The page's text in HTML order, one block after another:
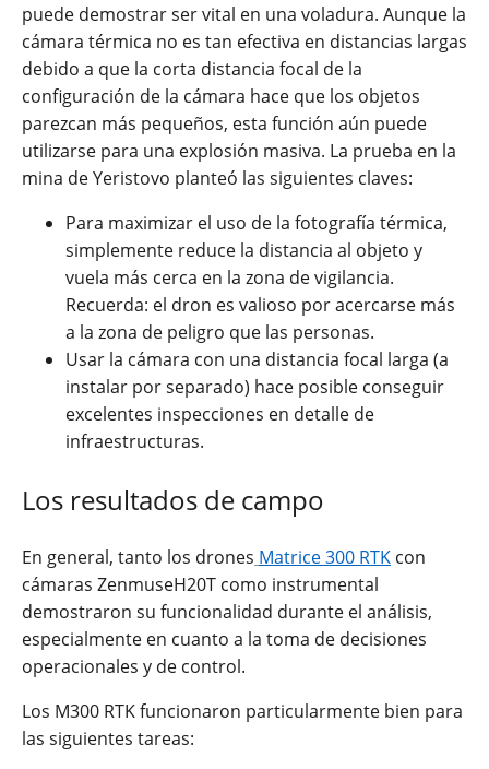
puede demostrar ser vital en una voladura. Aunque la
cámara térmica no es tan efectiva en distancias largas
debido a que la corta distancia focal de la
configuración de la cámara hace que los objetos
parezcan más pequeños, esta función aún puede
utilizarse para una explosión masiva. La prueba en la
mina de Yeristovo planteó las siguientes claves:
Para maximizar el uso de la fotografía térmica,
simplemente reduce la distancia al objeto y
vuela más cerca en la zona de vigilancia.
Recuerda: el dron es valioso por acercarse más
a la zona de peligro que las personas.
Usar la cámara con una distancia focal larga (a
instalar por separado) hace posible conseguir
excelentes inspecciones en detalle de
infraestructuras.
Los resultados de campo
En general, tanto los drones Matrice 300 RTK con
cámaras ZenmuseH20T como instrumental
demostraron su funcionalidad durante el análisis,
especialmente en cuanto a la toma de decisiones
operacionales y de control.
Los M300 RTK funcionaron particularmente bien para
las siguientes tareas: